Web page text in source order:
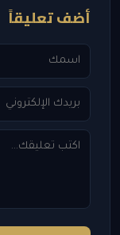
أضف تعليقاً